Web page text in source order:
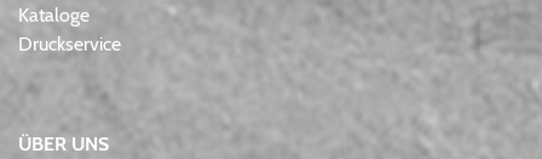
Kataloge
Druckservice
ÜBER UNS